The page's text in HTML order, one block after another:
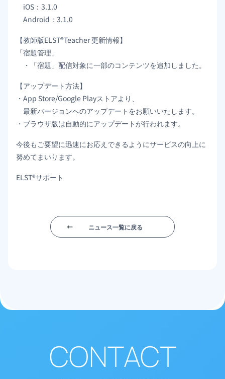
iOS：3.1.0
Android：3.1.0
【教師版ELST®Teacher 更新情報】
「宿題管理」
・「宿題」配信対象に一部のコンテンツを追加しました。
【アップデート方法】
・App Store/Google Playストアより、
最新バージョンへのアップデートをお願いいたします。
・ブラウザ版は自動的にアップデートが行われます。
今後もご要望に迅速にお応えできるようにサービスの向上に
努めてまいります。
ELST®サポート
ニュース一覧に戻る
CONTACT